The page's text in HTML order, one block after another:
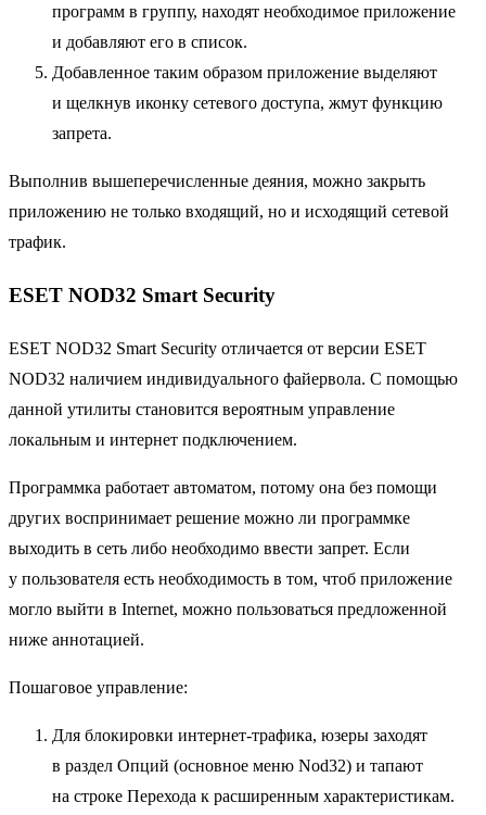
программ в группу, находят необходимое приложение
и добавляют его в список.
Добавленное таким образом приложение выделяют
и щелкнув иконку сетевого доступа, жмут функцию
запрета.
Выполнив вышеперечисленные деяния, можно закрыть
приложению не только входящий, но и исходящий сетевой
трафик.
ESET NOD32 Smart Security
ESET NOD32 Smart Security отличается от версии ESET
NOD32 наличием индивидуального файервола. С помощью
данной утилиты становится вероятным управление
локальным и интернет подключением.
Программка работает автоматом, потому она без помощи
других воспринимает решение можно ли программке
выходить в сеть либо необходимо ввести запрет. Если
у пользователя есть необходимость в том, чтоб приложение
могло выйти в Internet, можно пользоваться предложенной
ниже аннотацией.
Пошаговое управление:
Для блокировки интернет-трафика, юзеры заходят
в раздел Опций (основное меню Nod32) и тапают
на строке Перехода к расширенным характеристикам.